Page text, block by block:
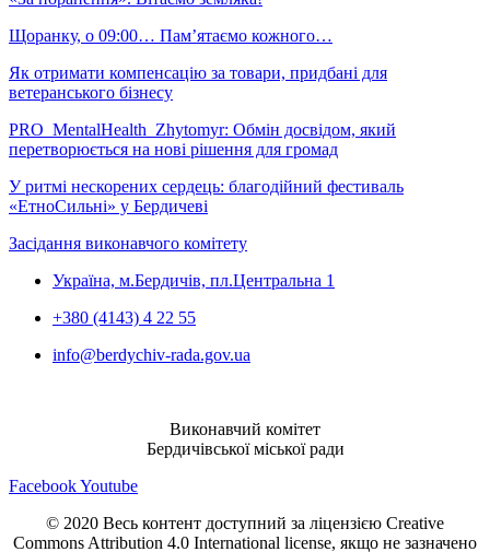
Щоранку, о 09:00… Пам’ятаємо кожного…
Як отримати компенсацію за товари, придбані для
ветеранського бізнесу
PRO_MentalHealth_Zhytomyr: Обмін досвідом, який
перетворюється на нові рішення для громад
У ритмі нескорених сердець: благодійний фестиваль
«ЕтноСильні» у Бердичеві
Засідання виконавчого комітету
Україна, м.Бердичів, пл.Центральна 1
+380 (4143) 4 22 55
info@berdychiv-rada.gov.ua
Виконавчий комітет
Бердичівської міської ради
FacebookYoutube
© 2020 Весь контент доступний за ліцензією Creative
Commons Attribution 4.0 International license, якщо не зазначено